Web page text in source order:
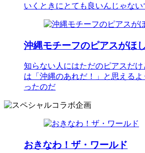
いくときにとても良いんじゃな
沖縄モチーフのピアスがほ
知らない人にはただのピアスだ
は「沖縄のあれだ！」と思える
ったのだ
おきなわ！ザ・ワールド